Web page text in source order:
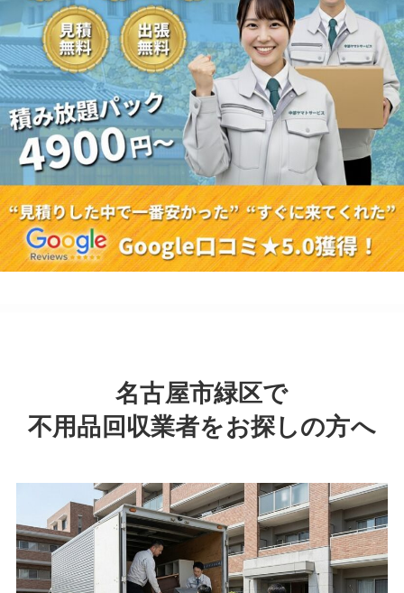
名古屋市緑区で
不用品回収業者をお探しの方へ